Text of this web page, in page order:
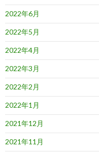
2022年6月
2022年5月
2022年4月
2022年3月
2022年2月
2022年1月
2021年12月
2021年11月